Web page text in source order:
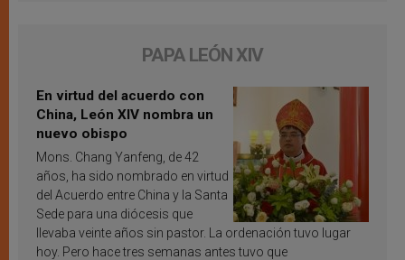
PAPA LEÓN XIV
En virtud del acuerdo con
China, León XIV nombra un
nuevo obispo
Mons. Chang Yanfeng, de 42
años, ha sido nombrado en virtud
del Acuerdo entre China y la Santa
Sede para una diócesis que
llevaba veinte años sin pastor. La ordenación tuvo lugar
hoy. Pero hace tres semanas antes tuvo que